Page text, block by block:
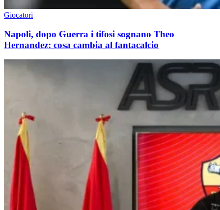
Giocatori
Napoli, dopo Guerra i tifosi sognano Theo
Hernandez: cosa cambia al fantacalcio